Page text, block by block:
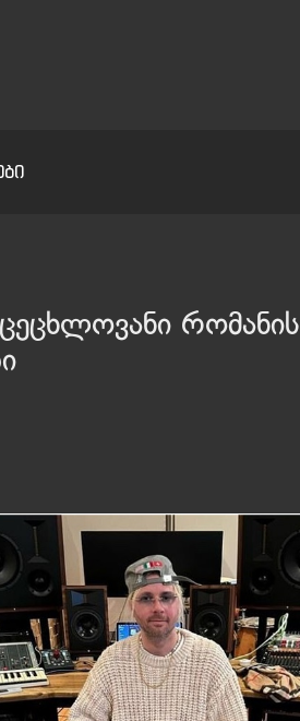
რომანის